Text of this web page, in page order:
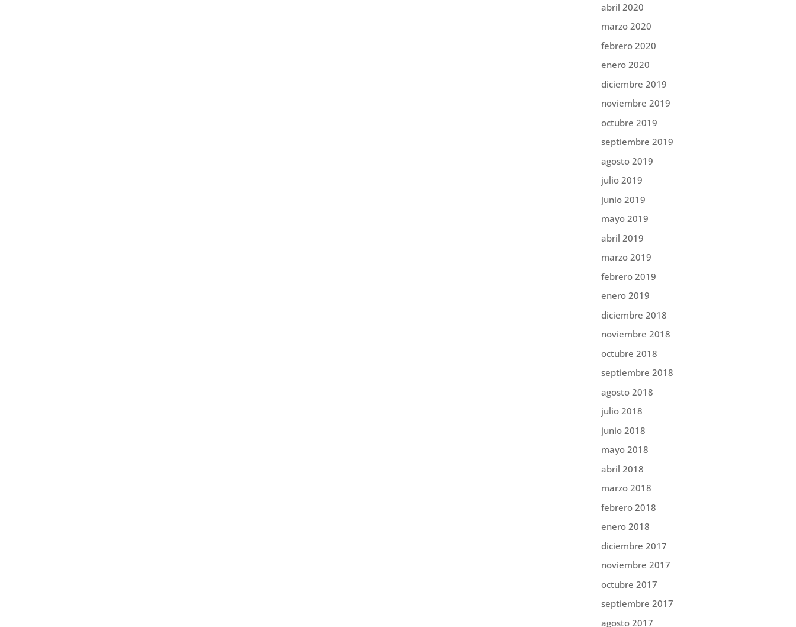
abril 2020
marzo 2020
febrero 2020
enero 2020
diciembre 2019
noviembre 2019
octubre 2019
septiembre 2019
agosto 2019
julio 2019
junio 2019
mayo 2019
abril 2019
marzo 2019
febrero 2019
enero 2019
diciembre 2018
noviembre 2018
octubre 2018
septiembre 2018
agosto 2018
julio 2018
junio 2018
mayo 2018
abril 2018
marzo 2018
febrero 2018
enero 2018
diciembre 2017
noviembre 2017
octubre 2017
septiembre 2017
agosto 2017